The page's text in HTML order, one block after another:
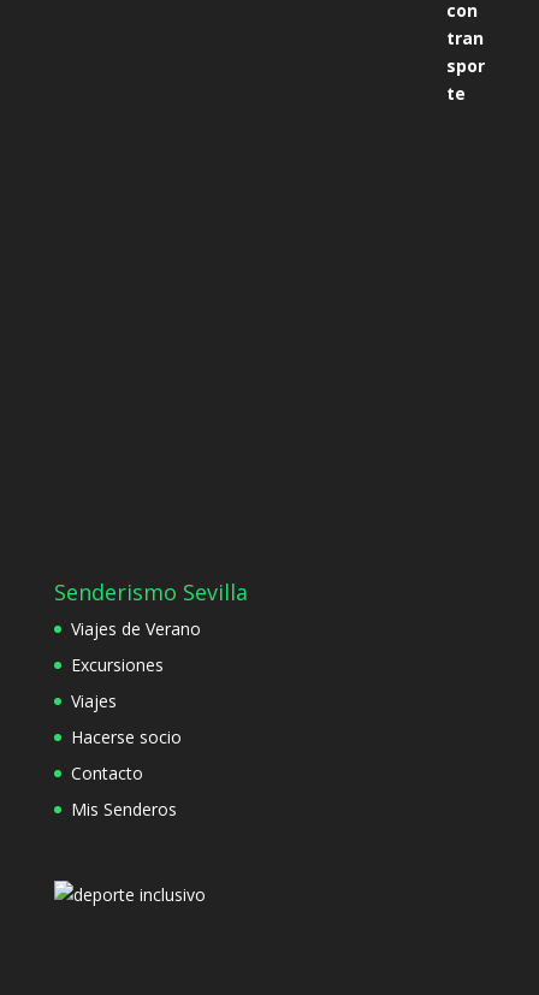
Senderismo Sevilla
Viajes de Verano
Excursiones
Viajes
Hacerse socio
Contacto
Mis Senderos